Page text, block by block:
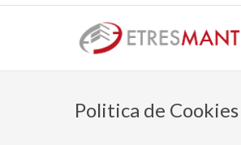
Politica de Cookies